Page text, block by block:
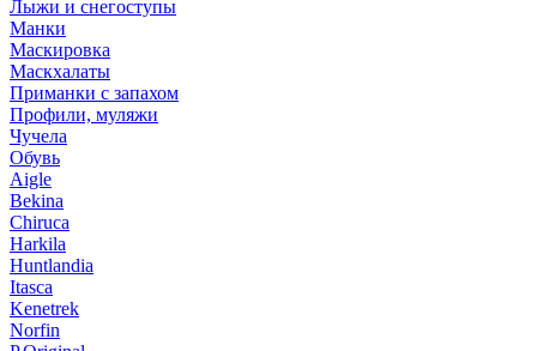
Лыжи и снегоступы
Манки
Маскировка
Маскхалаты
Приманки с запахом
Профили, муляжи
Чучела
Обувь
Aigle
Bekina
Chiruсa
Harkila
Huntlandia
Itasca
Kenetrek
Norfin